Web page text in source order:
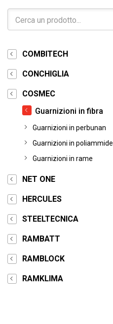
COMBITECH
CONCHIGLIA
COSMEC
Guarnizioni in fibra
Guarnizioni in perbunan
Guarnizioni in poliammide
Guarnizioni in rame
NET ONE
HERCULES
STEELTECNICA
RAMBATT
RAMBLOCK
RAMKLIMA